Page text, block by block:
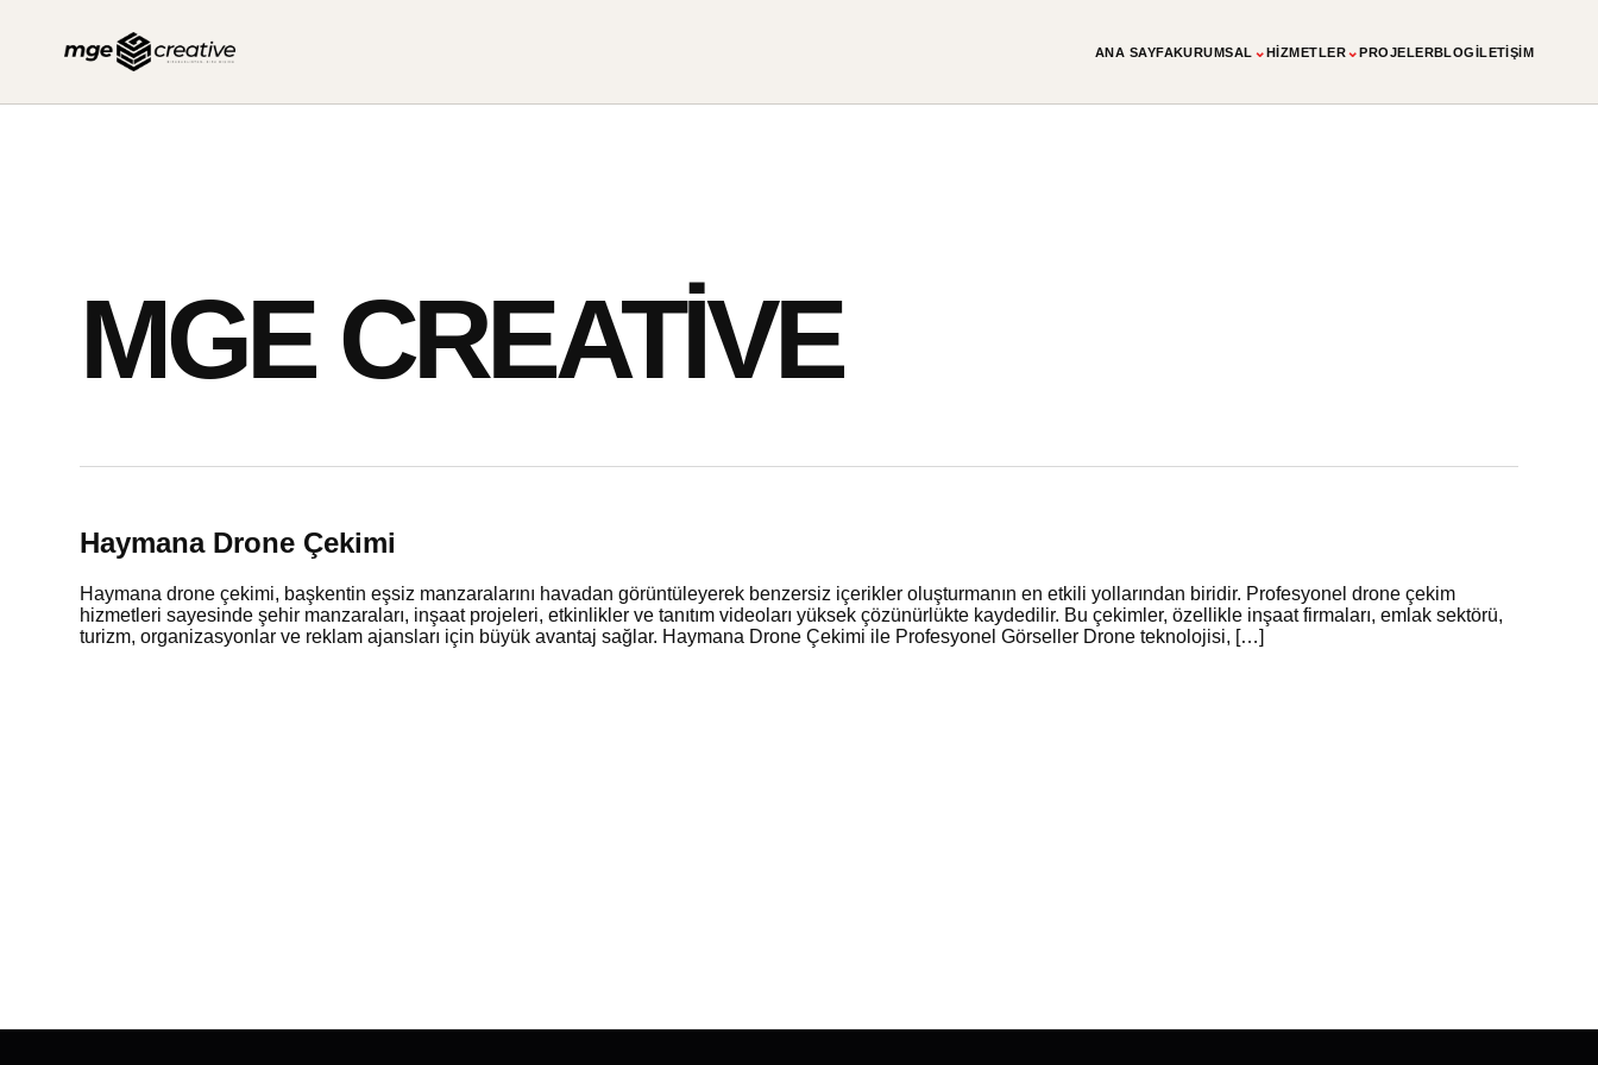
ANA SAYFAKURUMSAL ⌄HIZMETLER⌄PROJELERBLOGİLETIŞIM
MGE CREATIVE
Haymana Drone Çekimi
Haymana drone çekimi, başkentin eşsiz manzaralarını havadan görüntüleyerek benzersiz içerikler oluşturmanın en etkili yollarından biridir. Profesyonel drone çekim
hizmetleri sayesinde şehir manzaraları, inşaat projeleri, etkinlikler ve tanıtım videoları yüksek çözünürlükte kaydedilir. Bu çekimler, özellikle inşaat firmaları, emlak sektörü,
turizm, organizasyonlar ve reklam ajansları için büyük avantaj sağlar. Haymana Drone Çekimi ile Profesyonel Görseller Drone teknolojisi, […]